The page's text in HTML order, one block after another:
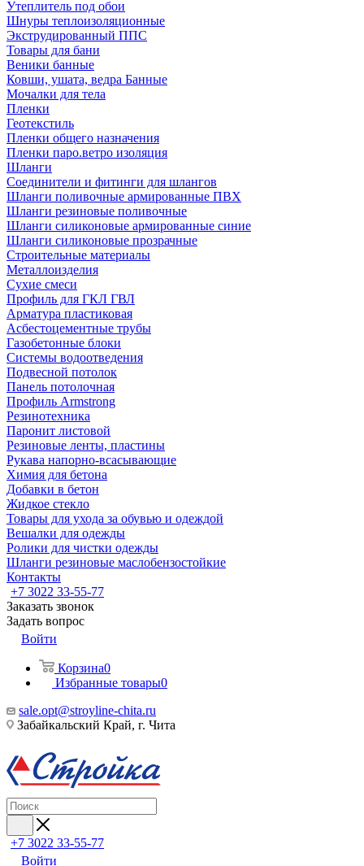
Утеплитель под обои
Шнуры теплоизоляционные
Экструдированный ППС
Товары для бани
Веники банные
Ковши, ушата, ведра Банные
Мочалки для тела
Пленки
Геотекстиль
Пленки общего назначения
Пленки паро.ветро изоляция
Шланги
Соединители и фитинги для шлангов
Шланги поливочные армированные ПВХ
Шланги резиновые поливочные
Шланги силиконовые армированные синие
Шланги силиконовые прозрачные
Строительные материалы
Металлоизделия
Сухие смеси
Профиль для ГКЛ ГВЛ
Арматура пластиковая
Асбестоцементные трубы
Газобетонные блоки
Системы водоотведения
Подвесной потолок
Панель потолочная
Профиль Armstrong
Резинотехника
Паронит листовой
Резиновые ленты, пластины
Рукава напорно-всасывающие
Химия для бетона
Добавки в бетон
Жидкое стекло
Товары для ухода за обувью и одеждой
Вешалки для одежды
Ролики для чистки одежды
Шланги резиновые маслобензостойкие
Контакты
+7 3022 33-55-77
Заказать звонок
Задать вопрос
Войти
Корзина0
Избранные товары0
sale.opt@stroyline-chita.ru
Забайкальский Край, г. Чита
+7 3022 33-55-77
Войти